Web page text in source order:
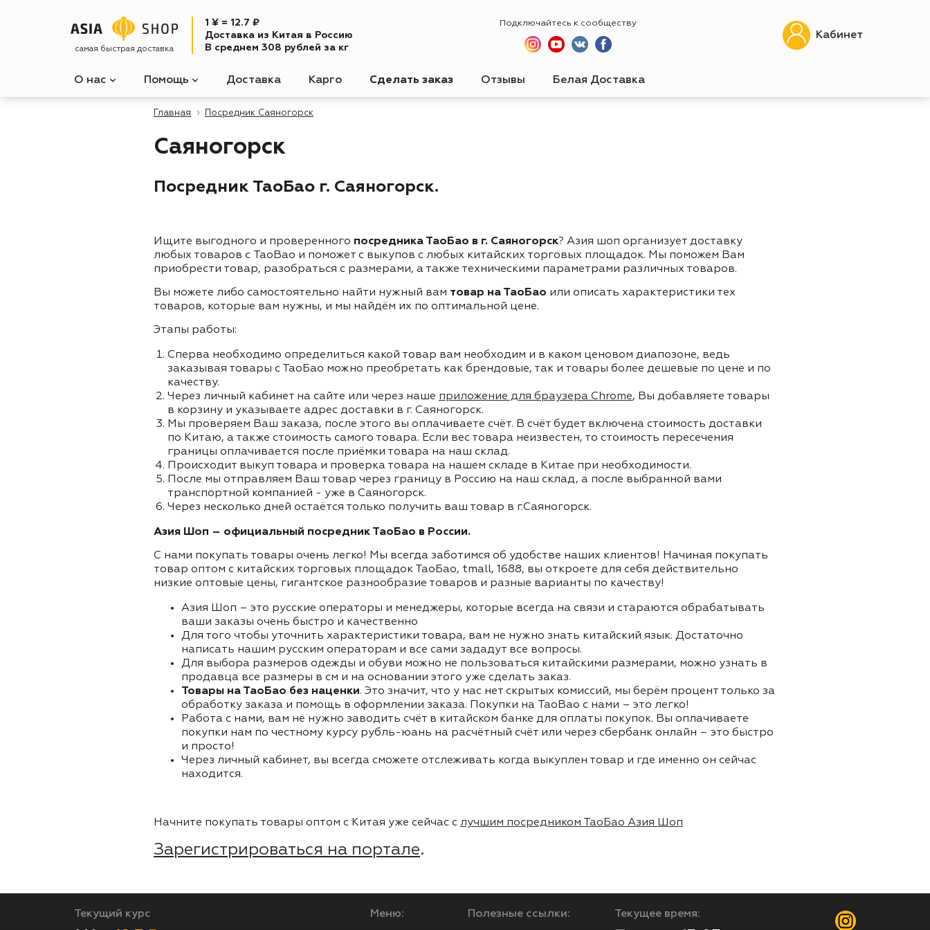
самая быстрая доставка
1 ¥ = 12.7 ₽
Доставка из Китая в Россию
В среднем 308 рублей за кг
Подключайтесь к сообществу
Кабинет
О нас Помощь Доставка Карго Сделать заказ Отзывы Белая Доставка
Главная Посредник Саяногорск
Саяногорск
Посредник ТаоБао г. Саяногорск.
Ищите выгодного и проверенного посредника ТаоБао в г. Саяногорск? Азия шоп организует доставку
любых товаров с TaoBao и поможет с выкупов с любых китайских торговых площадок. Мы поможем Вам
приобрести товар, разобраться с размерами, а также техническими параметрами различных товаров.
Вы можете либо самостоятельно найти нужный вам товар на ТаоБао или описать характеристики тех
товаров, которые вам нужны, и мы найдём их по оптимальной цене.
Этапы работы:
Сперва необходимо определиться какой товар вам необходим и в каком ценовом диапозоне, ведь
заказывая товары с ТаоБао можно преобретать как брендовые, так и товары более дешевые по цене и по
качеству.
Через личный кабинет на сайте или через наше приложение для браузера Chrome, Вы добавляете товары
в корзину и указываете адрес доставки в г. Саяногорск.
Мы проверяем Ваш заказа, после этого вы оплачиваете счёт. В счёт будет включена стоимость доставки
по Китаю, а также стоимость самого товара. Если вес товара неизвестен, то стоимость пересечения
границы оплачивается после приёмки товара на наш склад.
Происходит выкуп товара и проверка товара на нашем складе в Китае при необходимости.
После мы отправляем Ваш товар через границу в Россию на наш склад, а после выбранной вами
транспортной компанией - уже в Саяногорск.
Через несколько дней остаётся только получить ваш товар в г.Саяногорск.
Азия Шоп – официальный посредник ТаоБао в России.
С нами покупать товары очень легко! Мы всегда заботимся об удобстве наших клиентов! Начиная покупать
товар оптом с китайских торговых площадок ТаоБао, tmall, 1688, вы откроете для себя действительно
низкие оптовые цены, гигантское разнообразие товаров и разные варианты по качеству!
Азия Шоп – это русские операторы и менеджеры, которые всегда на связи и стараются обрабатывать
ваши заказы очень быстро и качественно
Для того чтобы уточнить характеристики товара, вам не нужно знать китайский язык. Достаточно
написать нашим русским операторам и все сами зададут все вопросы.
Для выбора размеров одежды и обуви можно не пользоваться китайскими размерами, можно узнать в
продавца все размеры в см и на основании этого уже сделать заказ.
Товары на ТаоБао без наценки. Это значит, что у нас нет скрытых комиссий, мы берём процент только за
обработку заказа и помощь в оформлении заказа. Покупки на TaoBao с нами – это легко!
Работа с нами, вам не нужно заводить счёт в китайском банке для оплаты покупок. Вы оплачиваете
покупки нам по честному курсу рубль-юань на расчётный счёт или через сбербанк онлайн – это быстро
и просто!
Через личный кабинет, вы всегда сможете отслеживать когда выкуплен товар и где именно он сейчас
находится.
Начните покупать товары оптом с Китая уже сейчас с лучшим посредником ТаоБао Азия Шоп
Зарегистрироваться на портале.
Текущий курс Меню: Полезные ссылки: Текущее время: